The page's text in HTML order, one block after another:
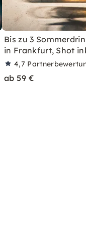
Bis zu 3
in Frankfurt, Shot
4,7
ab 59 €